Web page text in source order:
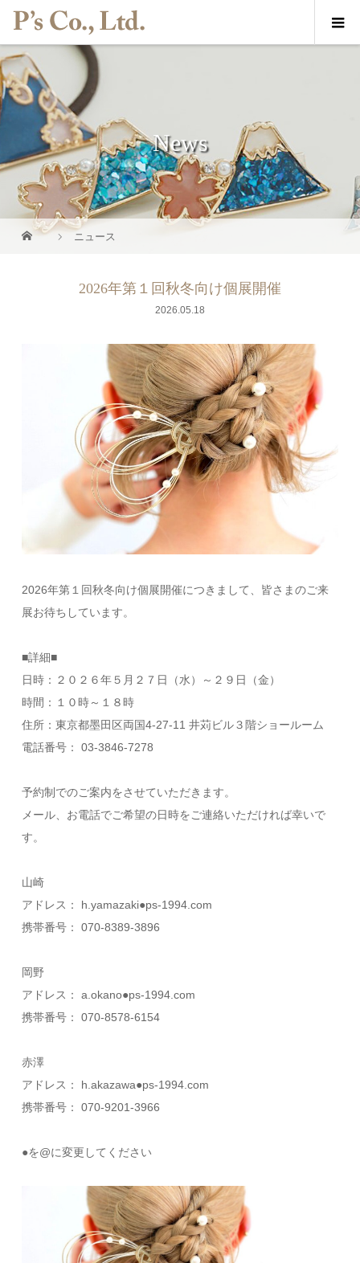
News
ニュース
2026年第１回秋冬向け個展開催
2026.05.18
2026年第１回秋冬向け個展開催につきまして、皆さまのご来
展お待ちしています。
■詳細■
日時：２０２６年５月２７日（水）～２９日（金）
時間：１０時～１８時
住所：東京都墨田区両国4-27-11 井苅ビル３階ショールーム
電話番号： 03-3846-7278
予約制でのご案内をさせていただきます。
メール、お電話でご希望の日時をご連絡いただければ幸いで
す。
山崎
アドレス： h.yamazaki●ps-1994.com
携帯番号： 070-8389-3896
岡野
アドレス： a.okano●ps-1994.com
携帯番号： 070-8578-6154
赤澤
アドレス： h.akazawa●ps-1994.com
携帯番号： 070-9201-3966
●を@に変更してください